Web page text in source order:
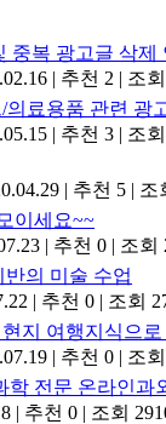
중복 광고글 삭제
| 추천 2 | 조
료용품 관련 광
| 추천 3 | 조
| 추천 5 | 조
이세요~~
| 추천 0 | 조회
의 미술 수업
| 추천 0 | 조회
지 여행지식으
| 추천 0 | 조
학 전문 온라인과
| 추천 0 | 조회